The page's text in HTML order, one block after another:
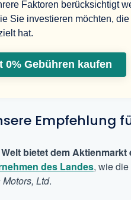
Faktoren berücksichtigt
Sie investieren möchten,
hat.
0% Gebühren kaufen
Empfehlung
bietet dem Aktienmarkt
des Landes, wie
Motors, Ltd.